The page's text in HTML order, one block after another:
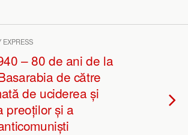
EXPRESS
– 80 de ani de la
de către
de uciderea și
preoților și a